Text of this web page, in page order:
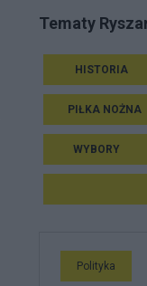
Tematy
HISTORIA
PIŁKA NOŻNA
WYBORY
Polityka